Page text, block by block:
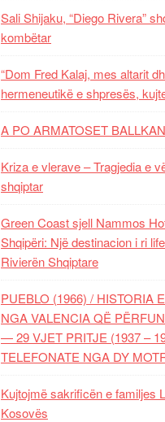
Sali Shijaku, “Diego Rivera”
kombëtar
“Dom Fred Kalaj, mes altarit
hermeneutikë e shpresës,
A PO ARMATOSET
Kriza e vlerave – Tragjedia e
shqiptar
Green Coast sjell Nammos
Shqipëri: Një destinacion i ri
Rivierën Shqiptare
PUEBLO (1966) / HISTORIA
NGA VALENCIA QË
— 29 VJET PRITJE (1937 –
TELEFONATE NGA DY
Kujtojmë sakrificën e familjes
Kosovës